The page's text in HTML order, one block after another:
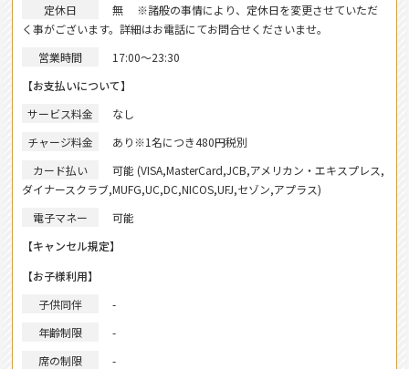
定休日
無 ※諸般の事情により、定休日を変更させていただ
く事がございます。詳細はお電話にてお問合せくださいませ。
営業時間
17:00～23:30
【お支払いについて】
サービス料金
なし
チャージ料金
あり※1名につき480円税別
カード払い
可能 (VISA,MasterCard,JCB,アメリカン・エキスプレス,
ダイナースクラブ,MUFG,UC,DC,NICOS,UFJ,セゾン,アプラス)
電子マネー
可能
【キャンセル規定】
【お子様利用】
子供同伴
-
年齢制限
-
席の制限
-